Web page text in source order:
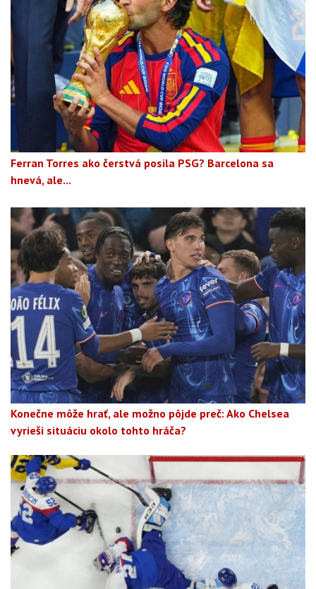
Ferran Torres ako čerstvá posila PSG? Barcelona sa
hnevá, ale...
Konečne môže hrať, ale možno pôjde preč: Ako Chelsea
vyrieši situáciu okolo tohto hráča?